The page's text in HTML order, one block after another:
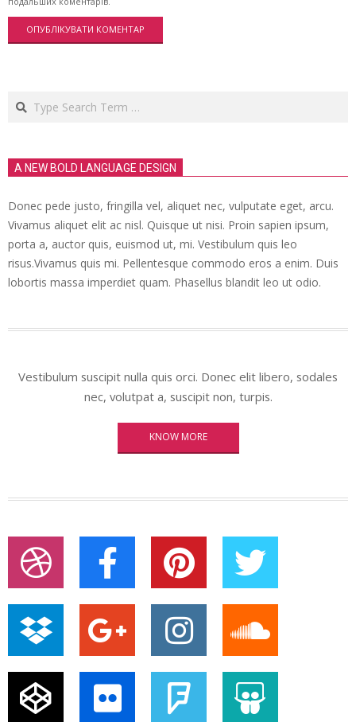
Search
A NEW BOLD LANGUAGE DESIGN
Donec pede justo, fringilla vel, aliquet nec, vulputate eget, arcu.
Vivamus aliquet elit ac nisl. Quisque ut nisi. Proin sapien ipsum,
porta a, auctor quis, euismod ut, mi. Vestibulum quis leo
risus.Vivamus quis mi. Pellentesque commodo eros a enim. Duis
lobortis massa imperdiet quam. Phasellus blandit leo ut odio.
Vestibulum suscipit nulla quis orci. Donec elit libero, sodales
nec, volutpat a, suscipit non, turpis.
KNOW MORE